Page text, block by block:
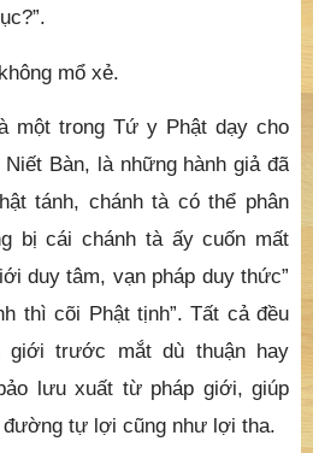
một trong Tứ y Phật dạy cho
Bàn, là những hành giả đã
bị cái chánh tà ấy cuốn mất
duy tâm, vạn pháp duy thức”
thì cõi Phật tịnh”. Tất cả đều
giới trước mắt dù thuận hay
lưu xuất từ pháp giới, giúp
đường tự lợi cũng như lợi tha.
trước mắt dù thuận hay
bảo, đó chính là “Y pháp bất y